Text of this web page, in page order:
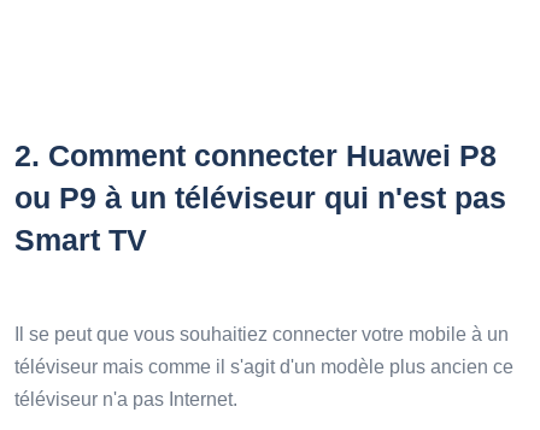
2. Comment connecter Huawei P8
ou P9 à un téléviseur qui n'est pas
Smart TV
Il se peut que vous souhaitiez connecter votre mobile à un
téléviseur mais comme il s'agit d'un modèle plus ancien ce
téléviseur n'a pas Internet.